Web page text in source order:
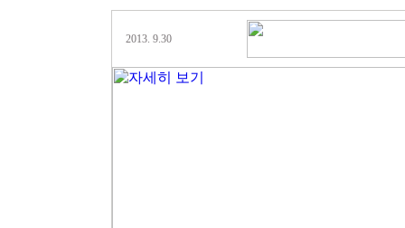
2013. 9.30